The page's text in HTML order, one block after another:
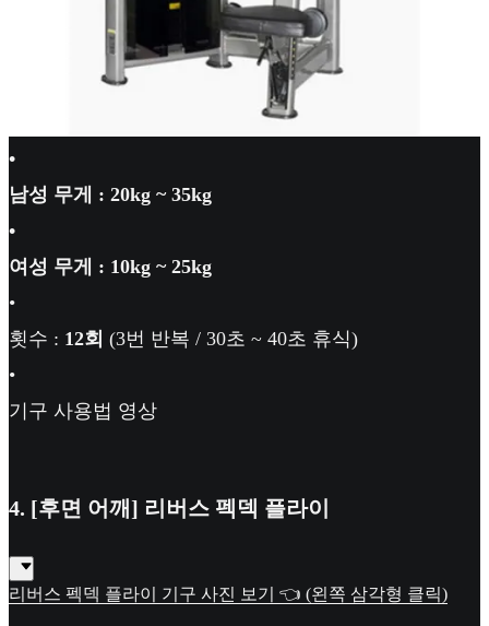
•
남성 무게 : 20kg ~ 35kg
•
여성 무게 : 10kg ~ 25kg
•
횟수 : 12회 (3번 반복 / 30초 ~ 40초 휴식)
•
기구 사용법 영상
4. [후면 어깨] 리버스 펙덱 플라이
리버스 펙덱 플라이 기구 사진 보기 👈 (왼쪽 삼각형 클릭)